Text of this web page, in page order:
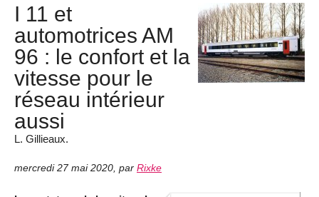
I 11 et
automotrices AM
96 : le confort et la
vitesse pour le
réseau intérieur
aussi
L. Gillieaux.
mercredi 27 mai 2020, par Rixke